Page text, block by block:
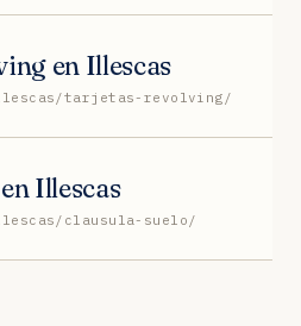
en Illescas
tarjetas-revolving/
Illescas
clausula-suelo/